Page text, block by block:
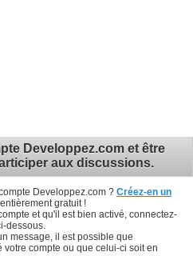
Developpez.com et être
aux discussions.
Developpez.com ? Créez-en un
entièrement gratuit !
et qu'il est bien activé, connectez-
dessous.
message, il est possible que
compte ou que celui-ci soit en